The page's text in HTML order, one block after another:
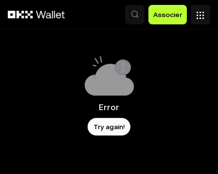
Associer
Error
Try again!